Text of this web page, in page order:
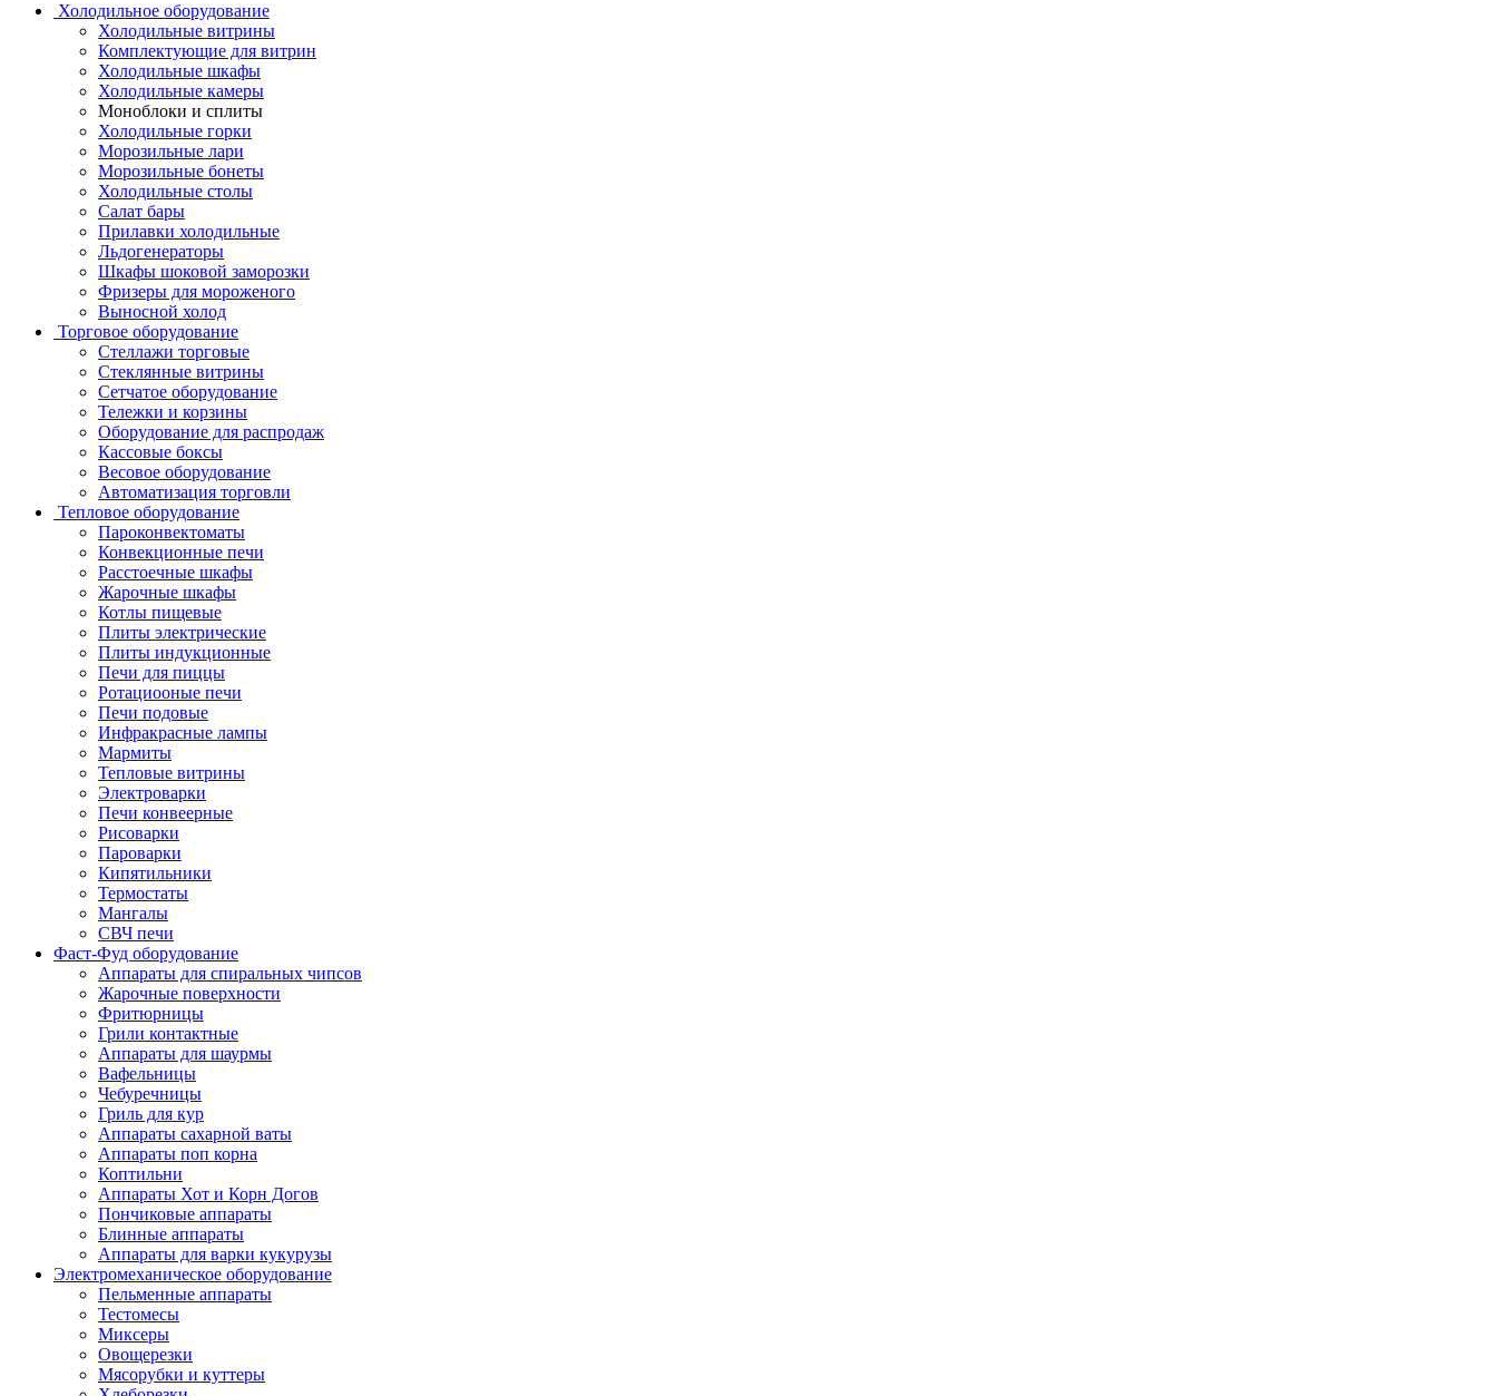
Холодильное оборудование
Холодильные витрины
Комплектующие для витрин
Холодильные шкафы
Холодильные камеры
Моноблоки и сплиты
Холодильные горки
Морозильные лари
Морозильные бонеты
Холодильные столы
Салат бары
Прилавки холодильные
Льдогенераторы
Шкафы шоковой заморозки
Фризеры для мороженого
Выносной холод
Торговое оборудование
Стеллажи торговые
Стеклянные витрины
Сетчатое оборудование
Тележки и корзины
Оборудование для распродаж
Кассовые боксы
Весовое оборудование
Автоматизация торговли
Тепловое оборудование
Пароконвектоматы
Конвекционные печи
Расстоечные шкафы
Жарочные шкафы
Котлы пищевые
Плиты электрические
Плиты индукционные
Печи для пиццы
Ротациооные печи
Печи подовые
Инфракрасные лампы
Мармиты
Тепловые витрины
Электроварки
Печи конвеерные
Рисоварки
Пароварки
Кипятильники
Термостаты
Мангалы
СВЧ печи
Фаст-Фуд оборудование
Аппараты для спиральных чипсов
Жарочные поверхности
Фритюрницы
Грили контактные
Аппараты для шаурмы
Вафельницы
Чебуречницы
Гриль для кур
Аппараты сахарной ваты
Аппараты поп корна
Коптильни
Аппараты Хот и Корн Догов
Пончиковые аппараты
Блинные аппараты
Аппараты для варки кукурузы
Электромеханическое оборудование
Пельменные аппараты
Тестомесы
Миксеры
Овощерезки
Мясорубки и куттеры